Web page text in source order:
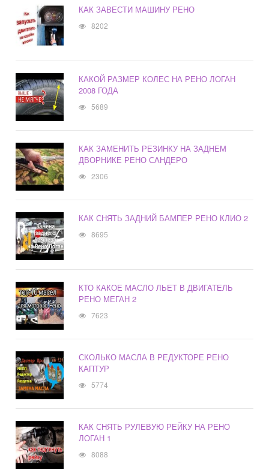
КАК ЗАВЕСТИ МАШИНУ РЕНО
8202
КАКОЙ РАЗМЕР КОЛЕС НА РЕНО ЛОГАН
2008 ГОДА
5689
КАК ЗАМЕНИТЬ РЕЗИНКУ НА ЗАДНЕМ
ДВОРНИКЕ РЕНО САНДЕРО
2306
КАК СНЯТЬ ЗАДНИЙ БАМПЕР РЕНО КЛИО 2
8695
КТО КАКОЕ МАСЛО ЛЬЕТ В ДВИГАТЕЛЬ
РЕНО МЕГАН 2
7623
СКОЛЬКО МАСЛА В РЕДУКТОРЕ РЕНО
КАПТУР
5774
КАК СНЯТЬ РУЛЕВУЮ РЕЙКУ НА РЕНО
ЛОГАН 1
8088